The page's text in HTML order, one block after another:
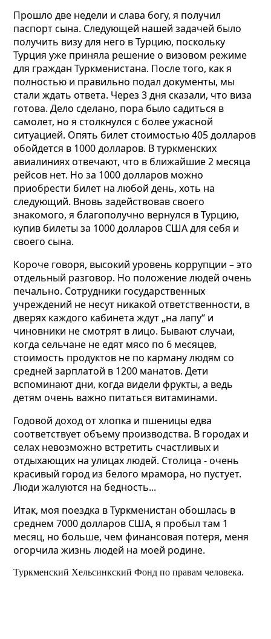
Прошло две недели и слава богу, я получил
паспорт сына. Следующей нашей задачей было
получить визу для него в Турцию, поскольку
Турция уже приняла решение о визовом режиме
для граждан Туркменистана. После того, как я
полностью и правильно подал документы, мы
стали ждать ответа. Через 3 дня сказали, что виза
готова. Дело сделано, пора было садиться в
самолет, но я столкнулся с более ужасной
ситуацией. Опять билет стоимостью 405 долларов
обойдется в 1000 долларов. В туркменских
авиалиниях отвечают, что в ближайшие 2 месяца
рейсов нет. Но за 1000 долларов можно
приобрести билет на любой день, хоть на
следующий. Вновь задействовав своего
знакомого, я благополучно вернулся в Турцию,
купив билеты за 1000 долларов США для себя и
своего сына.
Короче говоря, высокий уровень коррупции – это
отдельный разговор. Но положение людей очень
печально. Сотрудники государственных
учреждений не несут никакой ответственности, в
дверях каждого кабинета ждут „на лапу“ и
чиновники не смотрят в лицо. Бывают случаи,
когда сельчане не едят мясо по 6 месяцев,
стоимость продуктов не по карману людям со
средней зарплатой в 1200 манатов. Дети
вспоминают дни, когда видели фрукты, а ведь
детям очень важно питаться витаминами.
Годовой доход от хлопка и пшеницы едва
соответствует объему производства. В городах и
селах невозможно встретить счастливых и
отдыхающих на улицах людей. Столица - очень
красивый город из белого мрамора, но пустует.
Люди жалуются на бедность...
Итак, моя поездка в Туркменистан обошлась в
среднем 7000 долларов США, я пробыл там 1
месяц, но больше, чем финансовая потеря, меня
огорчила жизнь людей на моей родине.
Туркменский Хельсинкский Фонд по правам человека.